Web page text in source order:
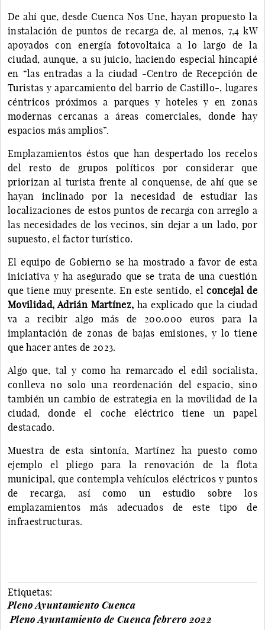
De ahí que, desde Cuenca Nos Une, hayan propuesto la
instalación de puntos de recarga de, al menos, 7,4 kW
apoyados con energía fotovoltaica a lo largo de la
ciudad, aunque, a su juicio, haciendo especial hincapié
en “las entradas a la ciudad -Centro de Recepción de
Turistas y aparcamiento del barrio de Castillo-, lugares
céntricos próximos a parques y hoteles y en zonas
modernas cercanas a áreas comerciales, donde hay
espacios más amplios”.
Emplazamientos éstos que han despertado los recelos
del resto de grupos políticos por considerar que
priorizan al turista frente al conquense, de ahí que se
hayan inclinado por la necesidad de estudiar las
localizaciones de estos puntos de recarga con arreglo a
las necesidades de los vecinos, sin dejar a un lado, por
supuesto, el factor turístico.
El equipo de Gobierno se ha mostrado a favor de esta
iniciativa y ha asegurado que se trata de una cuestión
que tiene muy presente. En este sentido, elconcejal de
Movilidad, Adrián Martínez, ha explicado que la ciudad
va a recibir algo más de 200.000 euros para la
implantación de zonas de bajas emisiones, y lo tiene
que hacer antes de 2023.
Algo que, tal y como ha remarcado el edil socialista,
conlleva no solo una reordenación del espacio, sino
también un cambio de estrategia en la movilidad de la
ciudad, donde el coche eléctrico tiene un papel
destacado.
Muestra de esta sintonía, Martínez ha puesto como
ejemplo el pliego para la renovación de la flota
municipal, que contempla vehículos eléctricos y puntos
de recarga, así como un estudio sobre los
emplazamientos más adecuados de este tipo de
infraestructuras.
Etiquetas:
Pleno Ayuntamiento Cuenca
Pleno Ayuntamiento de Cuenca febrero 2022